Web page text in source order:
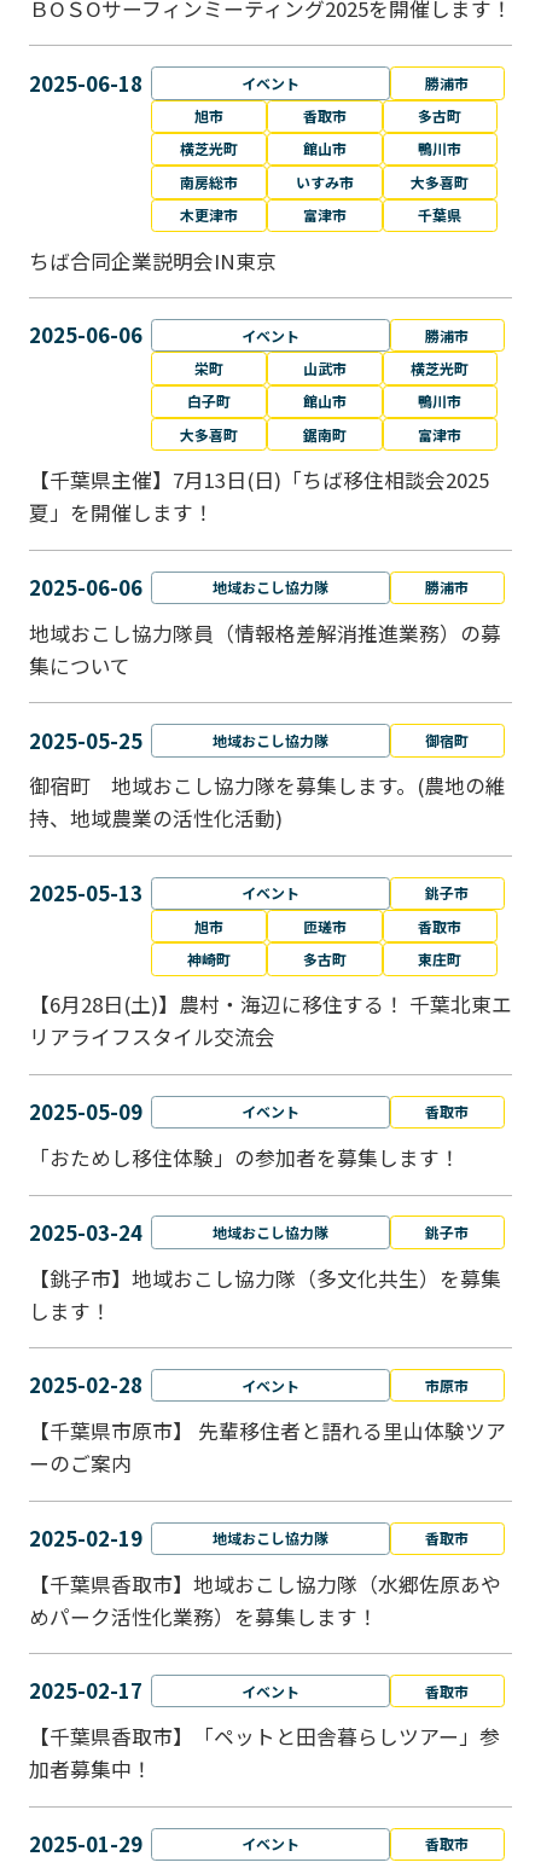
ＢОＳОサーフィンミーティング2025を開催します！
2025-06-18 イベント
勝浦市
旭市
香取市
多古町
横芝光町
館山市
鴨川市
南房総市
いすみ市
大多喜町
木更津市
富津市 千葉県
ちば合同企業説明会IN東京
2025-06-06 イベント
勝浦市
栄町
山武市
横芝光町
白子町
館山市
鴨川市
大多喜町
鋸南町 富津市
【千葉県主催】7月13日(日)「ちば移住相談会2025
夏」を開催します！
2025-06-06 地域おこし協力隊 勝浦市
地域おこし協力隊員（情報格差解消推進業務）の募
集について
2025-05-25 地域おこし協力隊 御宿町
御宿町 地域おこし協力隊を募集します。(農地の維
持、地域農業の活性化活動)
2025-05-13 イベント
銚子市
旭市
匝瑳市
香取市
神崎町
多古町 東庄町
【6月28日(土)】農村・海辺に移住する！ 千葉北東エ
リアライフスタイル交流会
2025-05-09 イベント 香取市
「おためし移住体験」の参加者を募集します！
2025-03-24 地域おこし協力隊 銚子市
【銚子市】地域おこし協力隊（多文化共生）を募集
します！
2025-02-28 イベント 市原市
【千葉県市原市】 先輩移住者と語れる里山体験ツア
ーのご案内
2025-02-19 地域おこし協力隊 香取市
【千葉県香取市】地域おこし協力隊（水郷佐原あや
めパーク活性化業務）を募集します！
2025-02-17 イベント 香取市
【千葉県香取市】「ペットと⽥舎暮らしツアー」参
加者募集中！
2025-01-29 イベント 香取市